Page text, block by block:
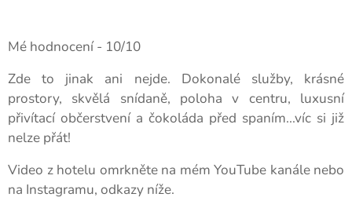
Mé hodnocení - 10/10
Zde to jinak ani nejde. Dokonalé služby, krásné
prostory, skvělá snídaně, poloha v centru, luxusní
přivítací občerstvení a čokoláda před spaním...víc si již
nelze přát!
Video z hotelu omrkněte na mém YouTube kanále nebo
na Instagramu, odkazy níže.